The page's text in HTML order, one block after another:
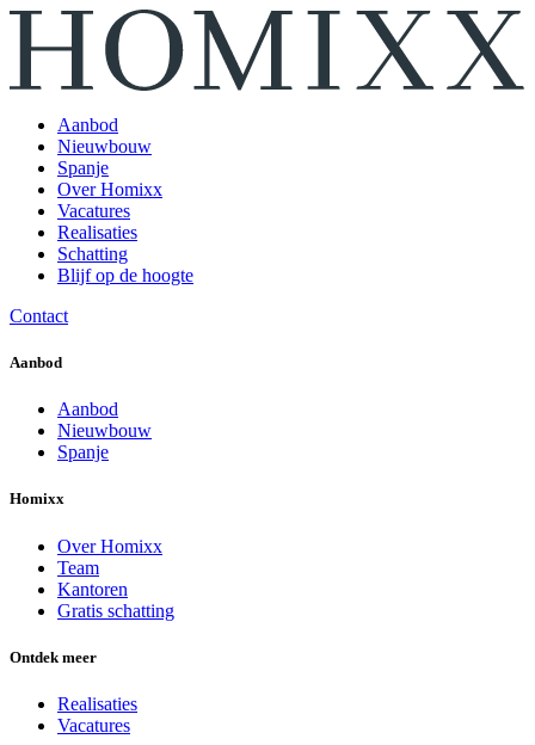
Aanbod
Nieuwbouw
Spanje
Over Homixx
Vacatures
Realisaties
Schatting
Blijf op de hoogte
Contact
Aanbod
Aanbod
Nieuwbouw
Spanje
Homixx
Over Homixx
Team
Kantoren
Gratis schatting
Ontdek meer
Realisaties
Vacatures